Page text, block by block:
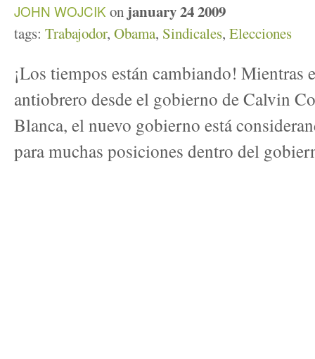
JOHN WOJCIK on january 24 2009
tags: Trabajodor, Obama, Sindicales, Elecciones
¡Los tiempos están cambiando! Mientras
antiobrero desde el gobierno de Calvin
Blanca, el nuevo gobierno está
para muchas posiciones dentro del